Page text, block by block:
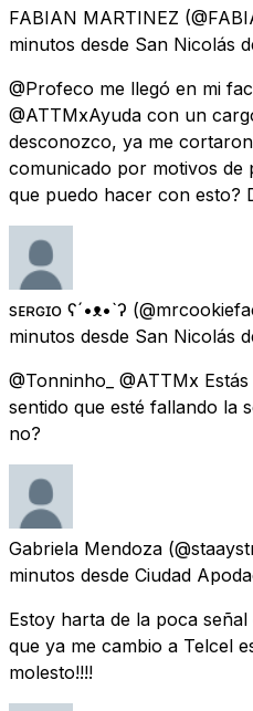
FABIAN MARTINEZ
minutos desde San Nicolás
@Profeco me llegó en mi
@ATTMxAyuda con un
desconozco, ya me
comunicado por motivos de
que puedo hacer con esto?
sᴇʀɢɪᴏ ʕ´•ᴥ•`ʔ
minutos desde San Nicolás
@Tonninho_ @ATTMx
sentido que esté fallando la
no?
Gabriela Mendoza
minutos desde Ciudad
Estoy harta de la poca
que ya me cambio a Telcel
molesto!!!!